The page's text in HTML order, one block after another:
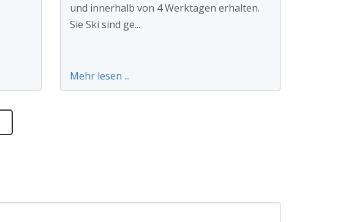
und innerhalb von 4 Werktagen erhalten.
Sie Ski sind ge...
Mehr lesen ...